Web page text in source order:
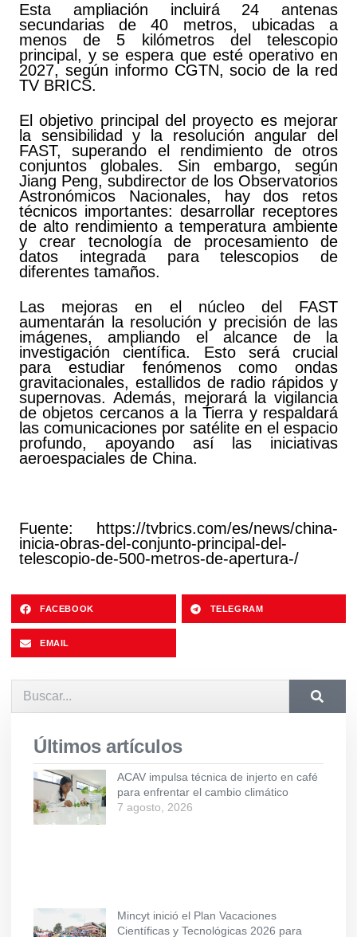
Esta ampliación incluirá 24 antenas
secundarias de 40 metros, ubicadas a
menos de 5 kilómetros del telescopio
principal, y se espera que esté operativo en
2027, según informo CGTN, socio de la red
TV BRICS.
El objetivo principal del proyecto es mejorar
la sensibilidad y la resolución angular del
FAST, superando el rendimiento de otros
conjuntos globales. Sin embargo, según
Jiang Peng, subdirector de los Observatorios
Astronómicos Nacionales, hay dos retos
técnicos importantes: desarrollar receptores
de alto rendimiento a temperatura ambiente
y crear tecnología de procesamiento de
datos integrada para telescopios de
diferentes tamaños.
Las mejoras en el núcleo del FAST
aumentarán la resolución y precisión de las
imágenes, ampliando el alcance de la
investigación científica. Esto será crucial
para estudiar fenómenos como ondas
gravitacionales, estallidos de radio rápidos y
supernovas. Además, mejorará la vigilancia
de objetos cercanos a la Tierra y respaldará
las comunicaciones por satélite en el espacio
profundo, apoyando así las iniciativas
aeroespaciales de China.
Fuente: https://tvbrics.com/es/news/china-
inicia-obras-del-conjunto-principal-del-
telescopio-de-500-metros-de-apertura-/
FACEBOOK TELEGRAM
EMAIL
Últimos artículos
ACAV impulsa técnica de injerto en café
para enfrentar el cambio climático
7 agosto, 2026
Mincyt inició el Plan Vacaciones
Científicas y Tecnológicas 2026 para